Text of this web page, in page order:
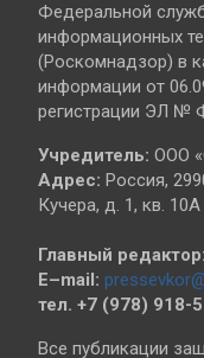
Федеральной
информационных
(Роскомнадзор) в
информации от
регистрации ЭЛ №
Учредитель: ООО
Адрес: Россия,
Кучера, д. 1, кв. 10А
Главный редактор:
E–mail:
тел. +7 (978) 918-
Все публикации